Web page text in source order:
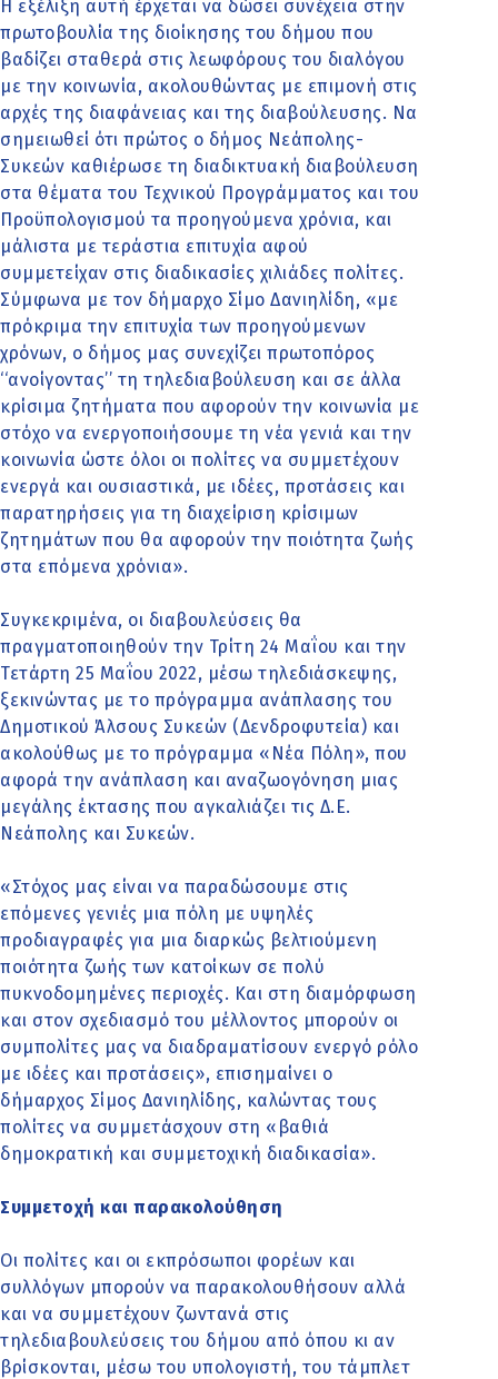
Η εξέλιξη αυτή έρχεται να δώσει συνέχεια στην
πρωτοβουλία της διοίκησης του δήμου που
βαδίζει σταθερά στις λεωφόρους του διαλόγου
με την κοινωνία, ακολουθώντας με επιμονή στις
αρχές της διαφάνειας και της διαβούλευσης. Να
σημειωθεί ότι πρώτος ο δήμος Νεάπολης-
Συκεών καθιέρωσε τη διαδικτυακή διαβούλευση
στα θέματα του Τεχνικού Προγράμματος και του
Προϋπολογισμού τα προηγούμενα χρόνια, και
μάλιστα με τεράστια επιτυχία αφού
συμμετείχαν στις διαδικασίες χιλιάδες πολίτες.
Σύμφωνα με τον δήμαρχο Σίμο Δανιηλίδη, «με
πρόκριμα την επιτυχία των προηγούμενων
χρόνων, ο δήμος μας συνεχίζει πρωτοπόρος
‘‘ανοίγοντας’’ τη τηλεδιαβούλευση και σε άλλα
κρίσιμα ζητήματα που αφορούν την κοινωνία με
στόχο να ενεργοποιήσουμε τη νέα γενιά και την
κοινωνία ώστε όλοι οι πολίτες να συμμετέχουν
ενεργά και ουσιαστικά, με ιδέες, προτάσεις και
παρατηρήσεις για τη διαχείριση κρίσιμων
ζητημάτων που θα αφορούν την ποιότητα ζωής
στα επόμενα χρόνια».
Συγκεκριμένα, οι διαβουλεύσεις θα
πραγματοποιηθούν την Τρίτη 24 Μαΐου και την
Τετάρτη 25 Μαΐου 2022, μέσω τηλεδιάσκεψης,
ξεκινώντας με το πρόγραμμα ανάπλασης του
Δημοτικού Άλσους Συκεών (Δενδροφυτεία) και
ακολούθως με το πρόγραμμα «Νέα Πόλη», που
αφορά την ανάπλαση και αναζωογόνηση μιας
μεγάλης έκτασης που αγκαλιάζει τις Δ.Ε.
Νεάπολης και Συκεών.
«Στόχος μας είναι να παραδώσουμε στις
επόμενες γενιές μια πόλη με υψηλές
προδιαγραφές για μια διαρκώς βελτιούμενη
ποιότητα ζωής των κατοίκων σε πολύ
πυκνοδομημένες περιοχές. Και στη διαμόρφωση
και στον σχεδιασμό του μέλλοντος μπορούν οι
συμπολίτες μας να διαδραματίσουν ενεργό ρόλο
με ιδέες και προτάσεις», επισημαίνει ο
δήμαρχος Σίμος Δανιηλίδης, καλώντας τους
πολίτες να συμμετάσχουν στη «βαθιά
δημοκρατική και συμμετοχική διαδικασία».
Συμμετοχή και παρακολούθηση
Οι πολίτες και οι εκπρόσωποι φορέων και
συλλόγων μπορούν να παρακολουθήσουν αλλά
και να συμμετέχουν ζωντανά στις
τηλεδιαβουλεύσεις του δήμου από όπου κι αν
βρίσκονται, μέσω του υπολογιστή, του τάμπλετ